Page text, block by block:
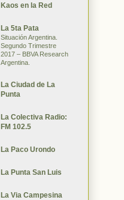
Kaos en la Red
La 5ta Pata
Situación Argentina.
Segundo Trimestre
2017 – BBVA Research
Argentina.
La Ciudad de La
Punta
La Colectiva Radio:
FM 102.5
La Paco Urondo
La Punta San Luis
La Via Campesina